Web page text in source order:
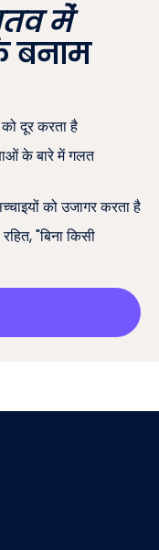
में
बनाम
दूर करता है
के बारे में गलत
को उजागर करता है
"बिना किसी